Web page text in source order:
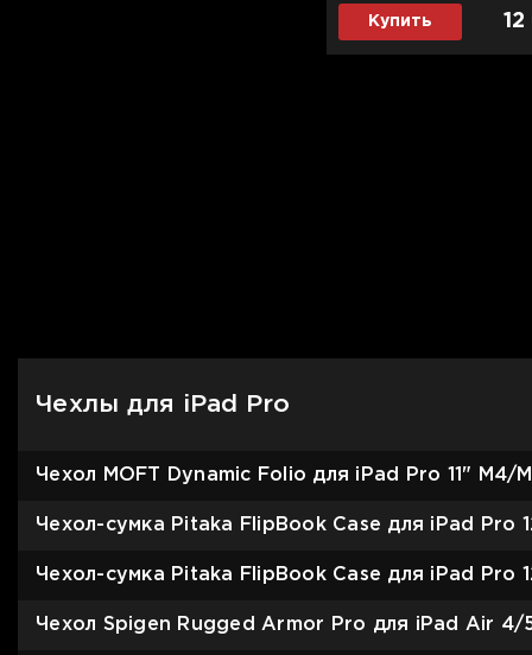
(M2) (Black)
Купить
Чехлы для iPad Pro
Чехол MOFT Dynamic Folio для iPad Pro 11"
Чехол-сумка Pitaka FlipBook Case для iPad Pro
Чехол-сумка Pitaka FlipBook Case для iPad Pro
Чехол Spigen Rugged Armor Pro для iPad Air 4/